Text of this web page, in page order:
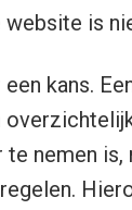
website is
kans.
te nemen